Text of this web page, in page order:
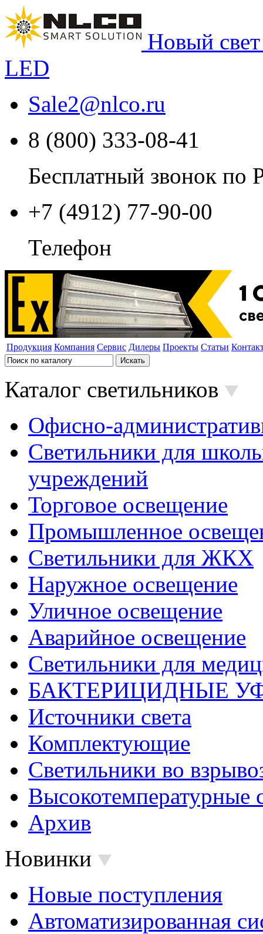
Новый
LED
Sale2@nlco.ru
8 (800) 333-08-41
Бесплатный звонок по
+7 (4912) 77-90-00
Телефон
Продукция Компания Сервис Дилеры Проекты Статьи
Каталог светильников
Офисно-
Светильники для
учреждений
Торговое освещение
Промышленное
Светильники для ЖКХ
Наружное освещение
Уличное освещение
Аварийное освещение
Светильники для
БАКТЕРИЦИДНЫЕ
Источники света
Комплектующие
Светильники во
Высокотемпературные
Архив
Новинки
Новые поступления
Автоматизированная